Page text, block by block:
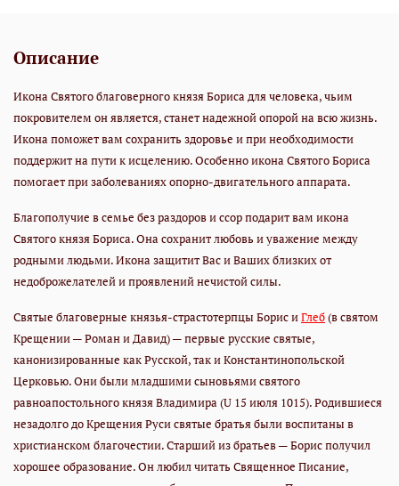
Описание
Икона Святого благоверного князя Бориса для человека, чьим
покровителем он является, станет надежной опорой на всю жизнь.
Икона поможет вам сохранить здоровье и при необходимости
поддержит на пути к исцелению. Особенно икона Святого Бориса
помогает при заболеваниях опорно-двигательного аппарата.
Благополучие в семье без раздоров и ссор подарит вам икона
Святого князя Бориса. Она сохранит любовь и уважение между
родными людьми. Икона защитит Вас и Ваших близких от
недоброжелателей и проявлений нечистой силы.
Святые благоверные князья-страстотерпцы Борис иГлеб(в святом
Крещении — Роман и Давид) — первые русские святые,
канонизированные как Русской, так и Константинопольской
Церковью. Они были младшими сыновьями святого
равноапостольного князя Владимира (U 15 июля 1015). Родившиеся
незадолго до Крещения Руси святые братья были воспитаны в
христианском благочестии. Старший из братьев — Борис получил
хорошее образование. Он любил читать Священное Писание,